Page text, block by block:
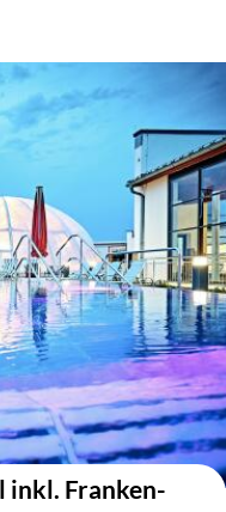
Auf der Karte anzeigen
inkl. Franken-